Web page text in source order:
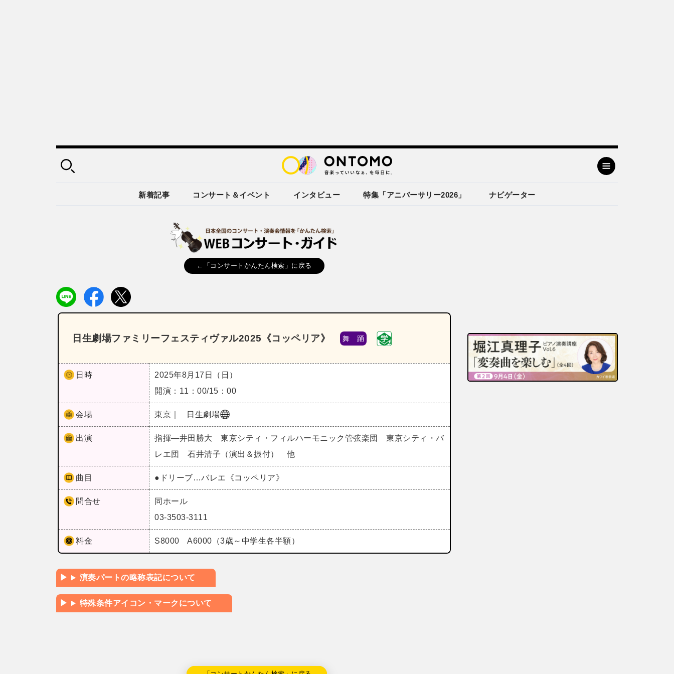
新着記事 コンサート＆イベント インタビュー 特集「アニバーサリー2026」 ナビゲーター
←「コンサートかんたん検索」に戻る
日生劇場ファミリーフェスティヴァル2025《コッペリア》 舞 踊
日時
2025年8月17日（日）
開演：11：00/15：00
会場 東京｜ 日生劇場
出演
指揮―井田勝大 東京シティ・フィルハーモニック管弦楽団 東京シティ・バ
レエ団 石井清子（演出＆振付） 他
曲目 ●ドリーブ…バレエ《コッペリア》
問合せ
同ホール
03-3503-3111
料金 S8000 A6000（3歳～中学生各半額）
演奏パートの略称表記について
特殊条件アイコン・マークについて